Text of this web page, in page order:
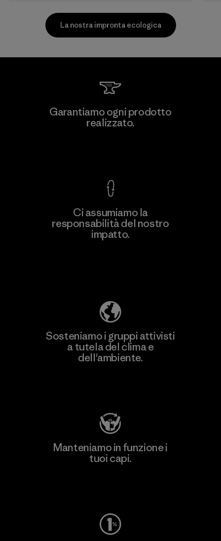
Scopri di più
Formosa Taffeta Co., Ltd.
La nostra impronta ecologica
Garantiamo ogni prodotto
realizzato.
Ci assumiamo la
responsabilità del nostro
impatto.
Sosteniamo i gruppi attivisti
a tutela del clima e
dell'ambiente.
Manteniamo in funzione i
tuoi capi.